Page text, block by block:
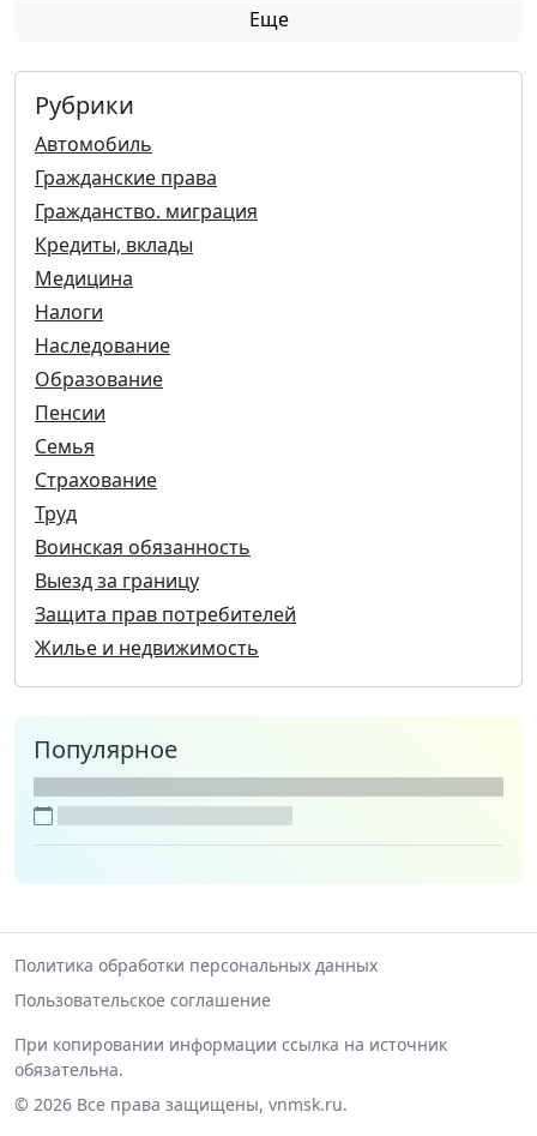
Еще
Рубрики
Автомобиль
Гражданские права
Гражданство. миграция
Кредиты, вклады
Медицина
Налоги
Наследование
Образование
Пенсии
Семья
Страхование
Труд
Воинская обязанность
Выезд за границу
Защита прав потребителей
Жилье и недвижимость
Популярное
Политика обработки персональных данных
Пользовательское соглашение
При копировании информации ссылка на источник
обязательна.
© 2026 Все права защищены, vnmsk.ru.